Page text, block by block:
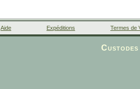
Aide Expéditions Termes de